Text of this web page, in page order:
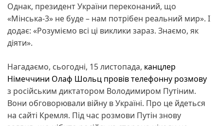
Однак, президент України переконаний, що
«Мінська-3» не буде – нам потрібен реальний мир». І
додає: «Розуміємо всі ці виклики зараз. Знаємо, як
діяти».
Нагадаємо, сьогодні, 15 листопада, канцлер
Німеччини Олаф Шольц провів телефонну розмову
з російським диктатором Володимиром Путіним.
Вони обговорювали війну в Україні. Про це йдеться
на сайті Кремля. Під час розмови Путін знову